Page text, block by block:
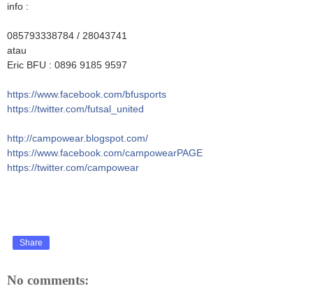
info :
085793338784 / 28043741
atau
Eric BFU : 0896 9185 9597
https://www.facebook.com/bfusports
https://twitter.com/futsal_united
http://campowear.blogspot.com/
https://www.facebook.com/campowearPAGE
https://twitter.com/campowear
Share
No comments: